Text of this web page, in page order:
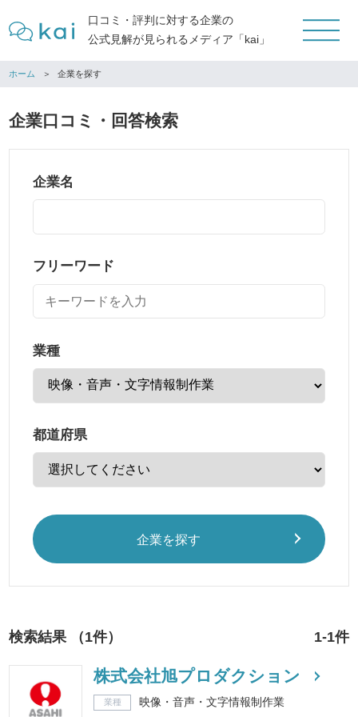
口コミ・評判に対する企業の
公式見解が見られるメディア「kai」
ホーム 企業を探す
企業口コミ・回答検索
企業名
フリーワード
業種
都道府県
企業を探す
検索結果 （1件） 1-1件
株式会社旭プロダクション
業種 映像・音声・文字情報制作業